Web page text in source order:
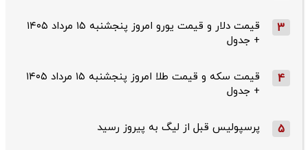
3
قیمت دلار و قیمت یورو امروز پنجشنبه ۱۵ مرداد ۱۴۰۵
+ جدول
4
قیمت سکه و قیمت طلا امروز پنجشنبه ۱۵ مرداد ۱۴۰۵
+ جدول
5 پرسپولیس قبل از لیگ به پیروز رسید